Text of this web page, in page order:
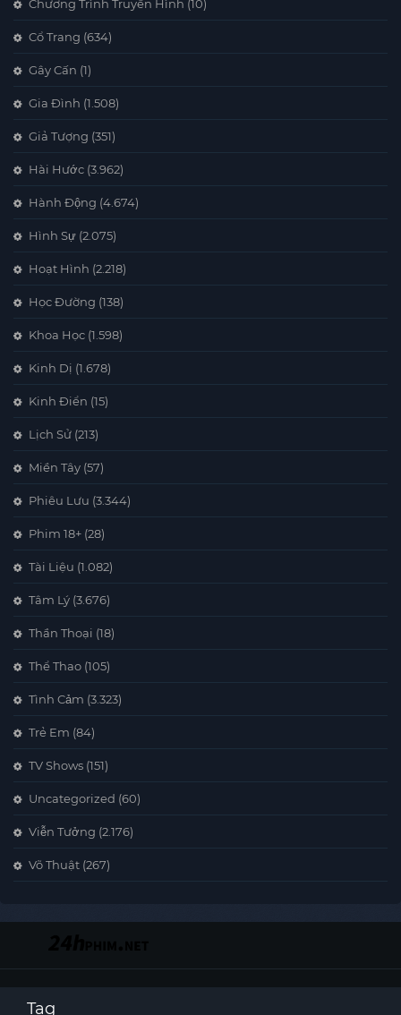
Chương Trình Truyền Hình (10)
Cổ Trang (634)
Gây Cấn (1)
Gia Đình (1.508)
Giả Tượng (351)
Hài Hước (3.962)
Hành Động (4.674)
Hình Sự (2.075)
Hoạt Hình (2.218)
Học Đường (138)
Khoa Học (1.598)
Kinh Dị (1.678)
Kinh Điển (15)
Lịch Sử (213)
Miền Tây (57)
Phiêu Lưu (3.344)
Phim 18+ (28)
Tài Liệu (1.082)
Tâm Lý (3.676)
Thần Thoại (18)
Thể Thao (105)
Tình Cảm (3.323)
Trẻ Em (84)
TV Shows (151)
Uncategorized (60)
Viễn Tưởng (2.176)
Võ Thuật (267)
Tag